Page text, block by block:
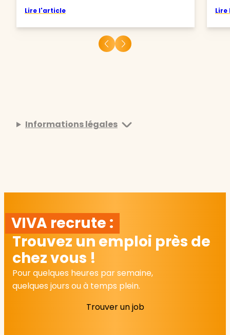
Lire l'article
Informations légales
VIVA recrute :
Trouvez un emploi près de
chez vous !
Pour quelques heures par semaine,
quelques jours ou à temps plein.
Trouver un job